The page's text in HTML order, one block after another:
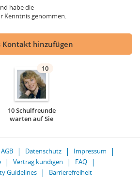
habe die
Kenntnis genommen.
Kontakt hinzufügen
10
10 Schulfreunde
warten auf Sie
AGB Datenschutz
Impressum
Vertrag kündigen
FAQ
Guidelines
Barrierefreiheit